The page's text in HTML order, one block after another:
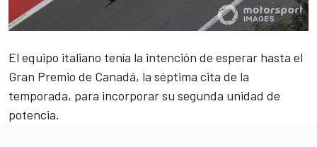
El equipo italiano tenía la intención de esperar hasta el
Gran Premio de Canadá, la séptima cita de la
temporada, para incorporar su segunda unidad de
potencia.